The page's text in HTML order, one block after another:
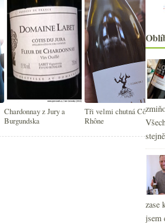
Chardonnay z Jury a
Burgundska
Tři velmi chutná Côtes du
Rhône
►
►
►
►
zase
jsem